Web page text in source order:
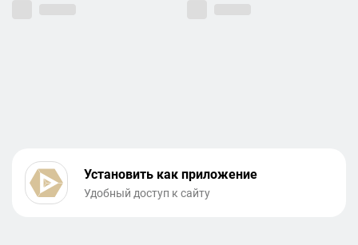
Установить как приложение
Удобный доступ к сайту